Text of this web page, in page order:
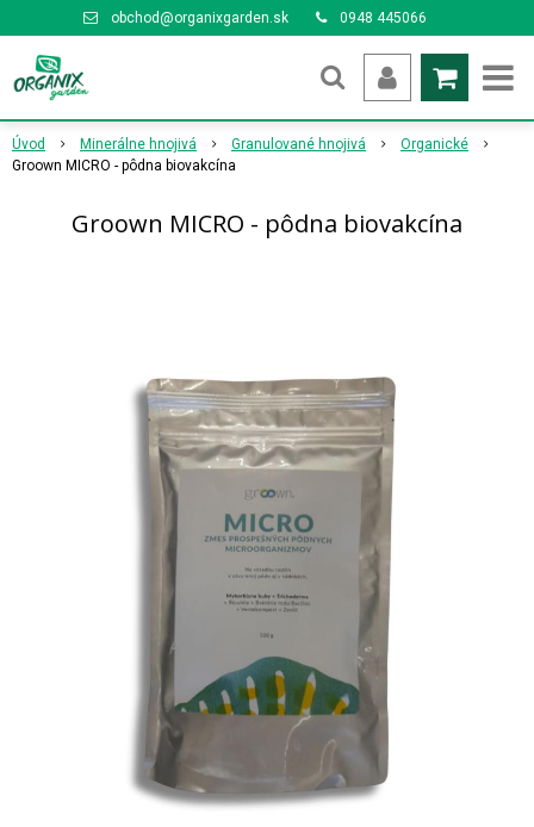
obchod@organixgarden.sk 0948 445066
Úvod Minerálne hnojivá Granulované hnojivá
Organické
Groown MICRO - pôdna biovakcína
Groown MICRO - pôdna biovakcína